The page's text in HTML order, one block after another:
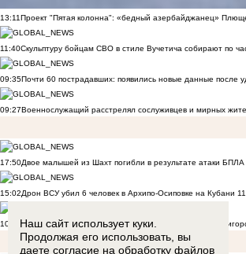
13:11Проект "Пятая колонна": «бедный азербайджанец»
11:40Скульптуру бойцам СВО в стиле Вучетича собирают по
09:35Почти 60 пострадавших: появились новые данные после
09:27Военнослужащий расстрелял сослуживцев и мирных
17:50Двое малышей из Шахт погибли в результате атаки БПЛА
15:02Дрон ВСУ убил 6 человек в Архипо-Осиповке на Кубани
10:34 «Кураторы из Сирии приказали»: задержанный в
Наш сайт использует куки.
Продолжая его использовать, вы
даете согласие на обработку файлов